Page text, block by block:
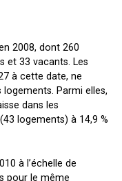
2008, dont 260
et 33 vacants. Les
à cette date, ne
Parmi elles,
dans les
logements) à 14,9 %
à l’échelle de
pour le même